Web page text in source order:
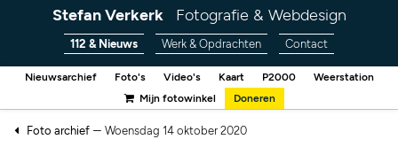
Stefan Verkerk Fotografie & Webdesign
112 & Nieuws Werk & Opdrachten Contact
Nieuwsarchief Foto's Video's Kaart P2000
Weerstation
Mijn fotowinkel
Doneren
Foto archief– Woensdag 14 oktober 2020